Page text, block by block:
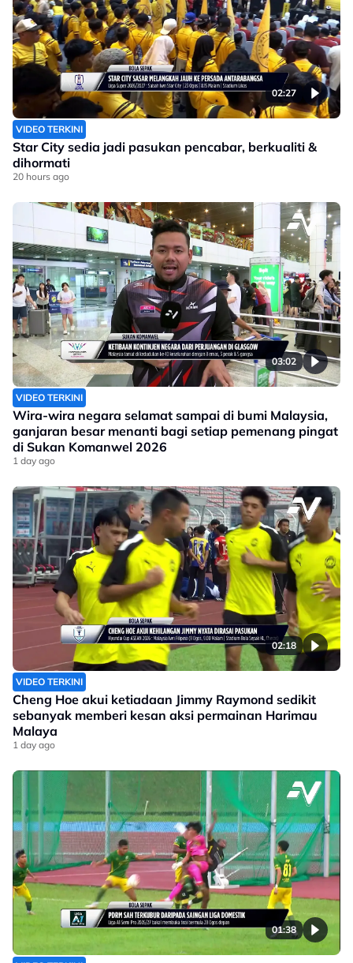
02:27
VIDEO TERKINI
Star City sedia jadi pasukan pencabar, berkualiti &
dihormati
20 hours ago
03:02
VIDEO TERKINI
Wira-wira negara selamat sampai di bumi Malaysia,
ganjaran besar menanti bagi setiap pemenang pingat
di Sukan Komanwel 2026
1 day ago
02:18
VIDEO TERKINI
Cheng Hoe akui ketiadaan Jimmy Raymond sedikit
sebanyak memberi kesan aksi permainan Harimau
Malaya
1 day ago
01:38